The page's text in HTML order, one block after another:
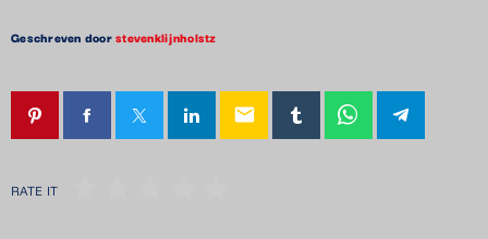
Geschreven doorstevenklijnholstz
email
RATE IT